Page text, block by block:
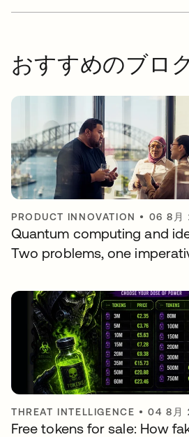
おすすめのブロ
PRODUCT INNOVATION • 06 8月
Quantum computing and
Two problems, one
THREAT INTELLIGENCE •04 8月
Free tokens for sale: How